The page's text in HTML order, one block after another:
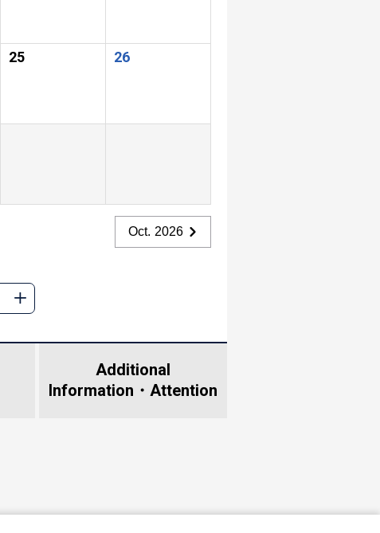
25 26
Oct. 2026
Additional
Information・ Attention